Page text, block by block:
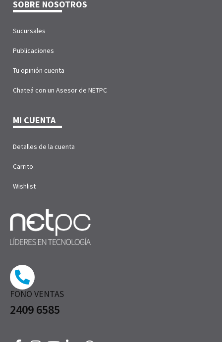
FONO VENTAS
2409 6585
SOBRE NOSOTROS
Sucursales
Publicaciones
Tu opinión cuenta
Chateá con un Asesor de NETPC
MI CUENTA
Detalles de la cuenta
Carrito
Wishlist